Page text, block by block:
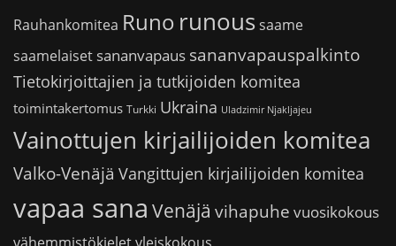
Rauhankomitea Runo runoussaame
saamelaiset sananvapaus sananvapauspalkinto
Tietokirjoittajien ja tutkijoiden komitea
toimintakertomus Turkki Ukraina Uladzimir Njakljajeu
Vainottujen kirjailijoiden komitea
Valko-Venäjä Vangittujen kirjailijoiden komitea
vapaa sana Venäjä vihapuhe vuosikokous